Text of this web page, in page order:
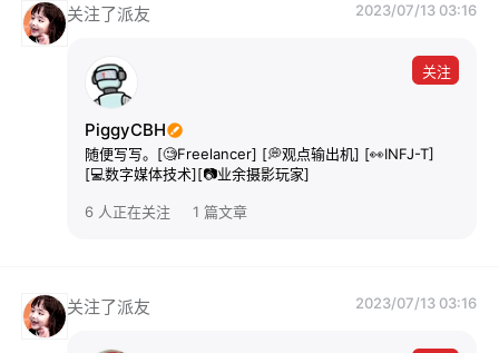
关注了派友 2023/07/13 03:16
关注
PiggyCBH
随便写写。[🧐Freelancer] [💭观点输出机] [👀INFJ-T]
[💻数字媒体技术][📷业余摄影玩家]
6 人正在关注 1 篇文章
关注了派友 2023/07/13 03:16